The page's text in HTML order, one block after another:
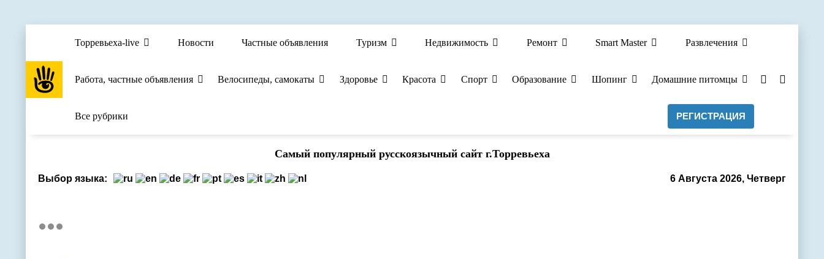
Торревьеха-live Новости Частные объявления Туризм Недвижимость Ремонт Smart Master Развлечения
Работа, частные объявления Велосипеды, самокаты Здоровье Красота Спорт Образование Шопинг Домашние питомцы
Все рубрики РЕГИСТРАЦИЯ
Cамый популярный русскоязычный сайт г.Торревьеха
6 Августа 2026, Четверг
Выбор языка: